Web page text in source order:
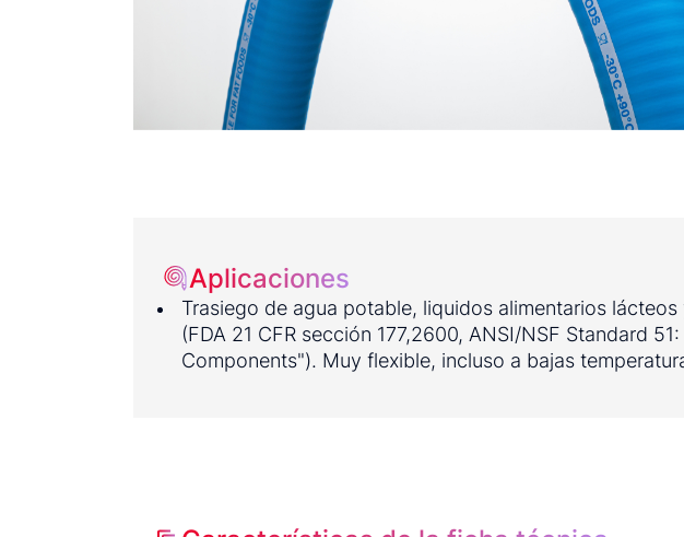
Aplicaciones
Trasiego de agua potable, liquidos alimentarios
(FDA 21 CFR sección 177,2600, ANSI/NSF Standard
Components"). Muy flexible, incluso a bajas